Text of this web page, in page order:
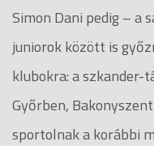
Simon Dani pedig – a
juniorok között is
klubokra: a szkander-
Győrben,
sportolnak a korábbi